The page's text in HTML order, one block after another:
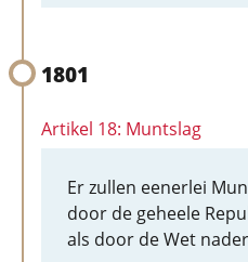
1801
Artikel 18: Muntslag
Er zullen eenerlei
door de geheele
als door de Wet